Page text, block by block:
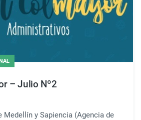
– Julio Nº2
Medellín y Sapiencia (Agencia de